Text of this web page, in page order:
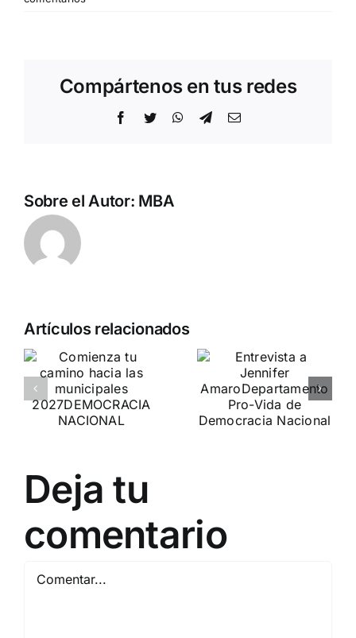
Compártenos en tus redes
Facebook
Twitter WhatsApp
TelegramCorreo
Sobre el Autor: MBA
Artículos relacionados
Entrevista a
Jennifer
Amaro
cumbre de
la APF en
Belgrado
(Serbia)
Deja tu
comentario